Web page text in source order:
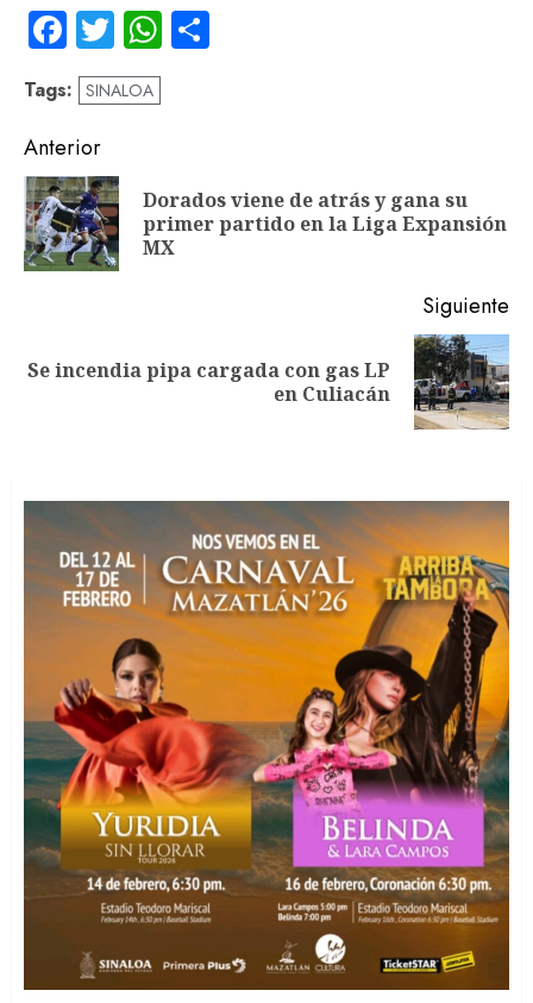
Facebook
TwitterWhatsApp
Tags: SINALOA
Navegación
de
entradas
Anterior
Dorados viene de atrás y gana su
primer partido en la Liga Expansión
MX
Siguiente
Siguiente
Se incendia pipa cargada con gas LP
en Culiacán